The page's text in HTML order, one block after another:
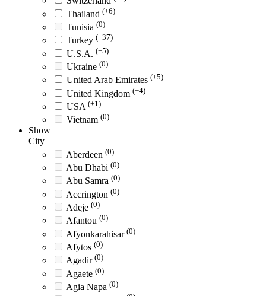
Thailand (+6)
Tunisia (0)
Turkey (+37)
U.S.A. (+5)
Ukraine (0)
United Arab Emirates (+5)
United Kingdom (+4)
USA (+1)
Vietnam (0)
Show
City
Aberdeen (0)
Abu Dhabi (0)
Abu Samra (0)
Accrington (0)
Adeje (0)
Afantou (0)
Afyonkarahisar (0)
Afytos (0)
Agadir (0)
Agaete (0)
Agia Napa (0)